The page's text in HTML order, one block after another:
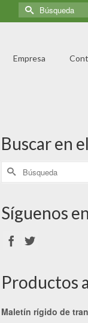
Empresa
Buscar en
Síguenos
Productos
Maletín rígido de